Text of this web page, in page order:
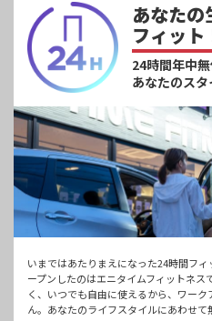
あなたの
フィット
24時間年中無
あなたのスタ
いまではあたりまえになった24時間フ
ープンしたのはエニタイムフィットネス
く、いつでも自由に使えるから、ワー
ん。あなたのライフスタイルにあわせて